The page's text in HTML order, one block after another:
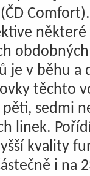
je v běhu a
těchto
sedmi
linek.
kvality
i na